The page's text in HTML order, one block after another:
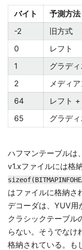
バイト
予測方法
-2
旧方式
0
レフト
1
グラディ
2
メディア
64
レフト
65
グラデ
ハフマンテーブルは
v1.xファイルには格
はファイルに格納さ
デコーダは、YUV用
クラシックテーブル
らない。そうでなけ
格納されている。も